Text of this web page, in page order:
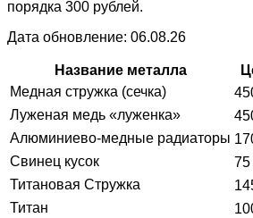
порядка 300 рублей.
Дата обновление: 06.08.26
Название металла
Медная стружка (сечка)
Луженая медь «луженка»
Алюминиево-медные радиаторы
Свинец кусок
75
Титановая Стружка
Титан